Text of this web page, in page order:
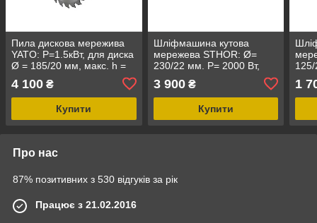
Пила дискова мережива
YATO: P=1.5кВт, для диска
Ø = 185/20 мм, макс. h =
4 100 ₴
Купити
Шліфмашина кутова
мережева STHOR: Ø=
230/22 мм. P= 2000 Вт,
3 900₴
Купити
М14
1
Про нас
87% позитивних з 530 відгуків за рік
Працює з 21.02.2016